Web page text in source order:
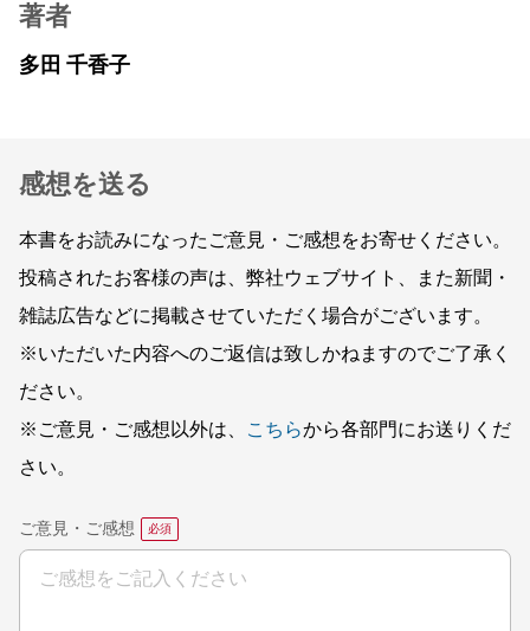
著者
多田 千香子
感想を送る
本書をお読みになったご意見・ご感想をお寄せください。
投稿されたお客様の声は、弊社ウェブサイト、また新聞・
雑誌広告などに掲載させていただく場合がございます。
※いただいた内容へのご返信は致しかねますのでご了承く
ださい。
※ご意見・ご感想以外は、
こちらから各部門にお送りくだ
さい。
ご意見・ご感想